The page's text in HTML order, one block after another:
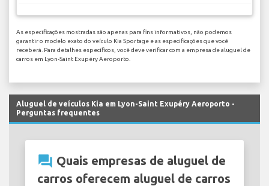
As especificações mostradas são apenas para fins informativos, não podemos
garantir o modelo exato do veículo Kia Sportage e as especificações que você
receberá. Para detalhes específicos, você deve verificar com a empresa de aluguel de
carros em Lyon-Saint Exupéry Aeroporto.
Aluguel de veículos Kia em Lyon-Saint Exupéry Aeroporto -
Perguntas frequentes
question_answer Quais empresas de aluguel de
carros oferecem aluguel de carros